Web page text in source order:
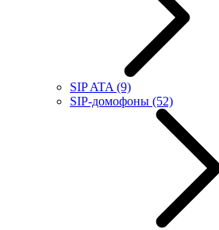
SIP ATA (9)
SIP-домофоны (52)